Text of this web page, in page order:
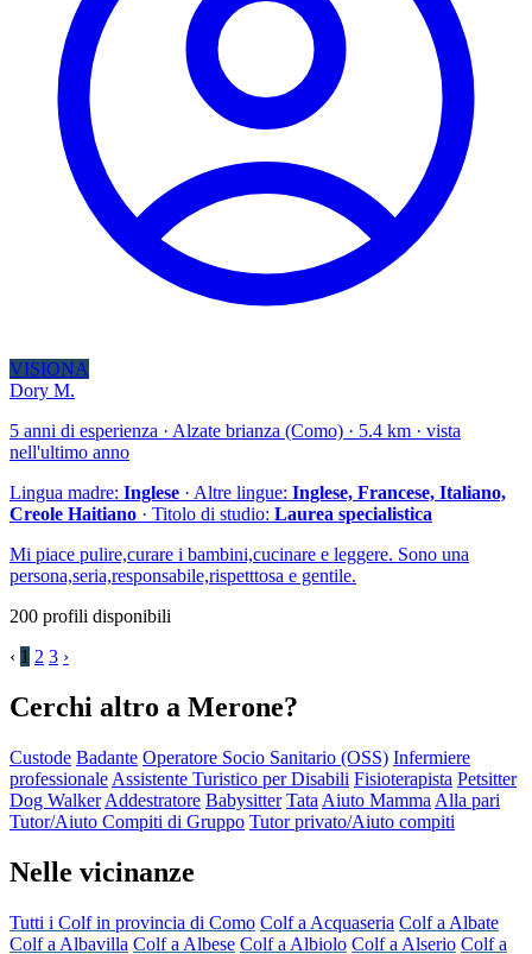
VISIONA
Dory M.
5 anni di esperienza · Alzate brianza (Como) · 5.4 km · vista
nell'ultimo anno
Lingua madre: Inglese · Altre lingue: Inglese, Francese, Italiano,
Creole Haitiano · Titolo di studio: Laurea specialistica
Mi piace pulire,curare i bambini,cucinare e leggere. Sono una
persona,seria,responsabile,rispetttosa e gentile.
200 profili disponibili
‹ 1 2 3 ›
Cerchi altro a Merone?
Custode Badante Operatore Socio Sanitario (OSS) Infermiere
professionale Assistente Turistico per Disabili Fisioterapista Petsitter
Dog Walker Addestratore Babysitter Tata Aiuto Mamma Alla pari
Tutor/Aiuto Compiti di Gruppo Tutor privato/Aiuto compiti
Nelle vicinanze
Tutti i Colf in provincia di Como Colf a Acquaseria Colf a Albate
Colf a Albavilla Colf a Albese Colf a Albiolo Colf a Alserio Colf a